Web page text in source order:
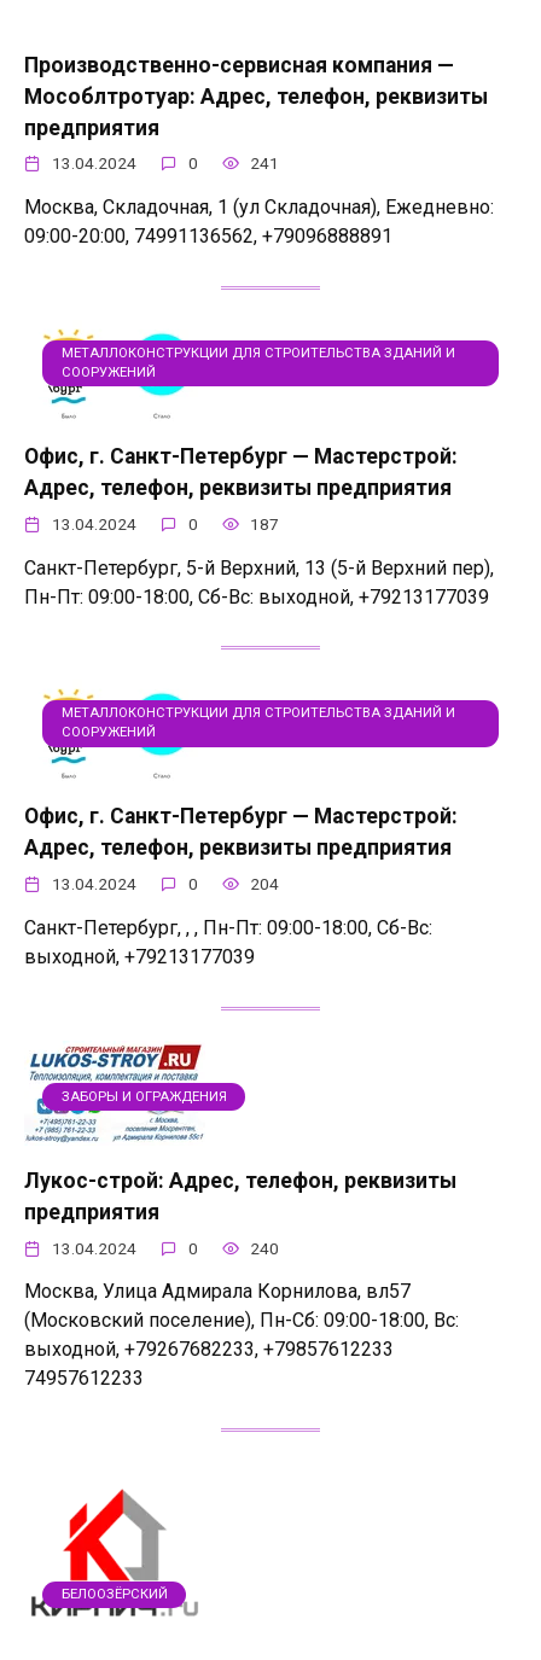
Производственно-сервисная компания —
Мособлтротуар: Адрес, телефон, реквизиты
предприятия
13.04.2024 0 241
Москва, Складочная, 1 (ул Складочная), Ежедневно:
09:00-20:00, 74991136562, +79096888891
МЕТАЛЛОКОНСТРУКЦИИ ДЛЯ СТРОИТЕЛЬСТВА ЗДАНИЙ И
СООРУЖЕНИЙ
Офис, г. Санкт-Петербург — Мастерстрой:
Адрес, телефон, реквизиты предприятия
13.04.2024 0 187
Санкт-Петербург, 5-й Верхний, 13 (5-й Верхний пер),
Пн-Пт: 09:00-18:00, Сб-Вс: выходной, +79213177039
МЕТАЛЛОКОНСТРУКЦИИ ДЛЯ СТРОИТЕЛЬСТВА ЗДАНИЙ И
СООРУЖЕНИЙ
Офис, г. Санкт-Петербург — Мастерстрой:
Адрес, телефон, реквизиты предприятия
13.04.2024 0 204
Санкт-Петербург, , , Пн-Пт: 09:00-18:00, Сб-Вс:
выходной, +79213177039
ЗАБОРЫ И ОГРАЖДЕНИЯ
Лукос-строй: Адрес, телефон, реквизиты
предприятия
13.04.2024 0 240
Москва, Улица Адмирала Корнилова, вл57
(Московский поселение), Пн-Сб: 09:00-18:00, Вс:
выходной, +79267682233, +79857612233
74957612233
БЕЛООЗЁРСКИЙ